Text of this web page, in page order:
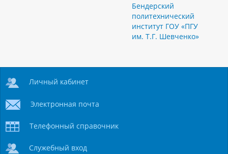
Бендерский
политехнический
институт ГОУ «ПГУ
им. Т.Г. Шевченко»
Личный кабинет
Электронная почта
Телефонный справочник
Служебный вход